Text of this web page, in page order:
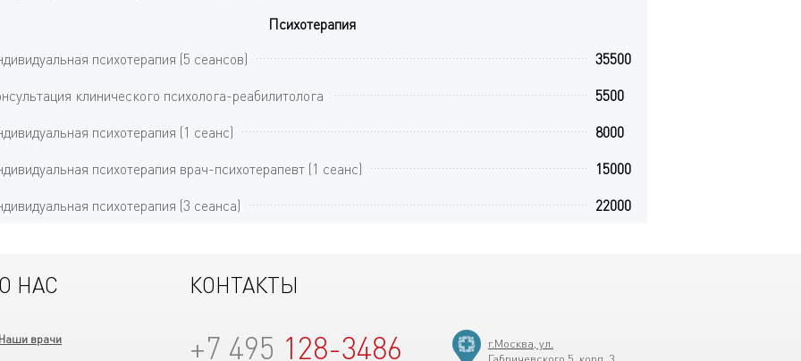
Психотерапия
психотерапия (5 сеансов)
35500
клинического психолога-реабилитолога
5500
психотерапия (1 сеанс)
8000
психотерапия врач-психотерапевт (1 сеанс)
15000
психотерапия (3 сеанса)
22000
О НАС
Наши врачи
КОНТАКТЫ
+7 495 128-3486
г.Москва, ул.